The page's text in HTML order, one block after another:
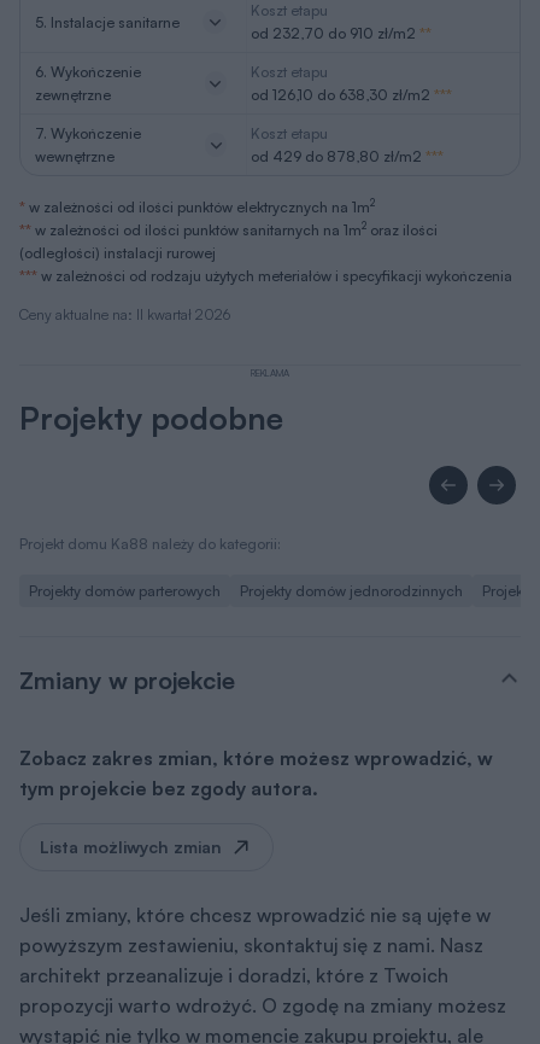
Ceny aktualne na: II kwartał 2026
5. Instalacje sanitarne
Koszt etapu
od 232,70 do 910 zł/m2 **
6. Wykończenie
zewnętrzne
Koszt etapu
od 126,10 do 638,30 zł/m2 ***
7. Wykończenie
wewnętrzne
Koszt etapu
od 429 do 878,80 zł/m2 ***
* w zależności od ilości punktów elektrycznych na 1m2
** w zależności od ilości punktów sanitarnych na 1m2 oraz ilości
(odległości) instalacji rurowej
*** w zależności od rodzaju użytych meteriałów i specyfikacji wykończenia
REKLAMA
Projekty podobne
Projekt domu Ka88 należy do kategorii:
Projekty domów parterowych Projekty domów jednorodzinnych
Zmiany w projekcie
Zobacz zakres zmian, które możesz wprowadzić, w
tym projekcie bez zgody autora.
Lista możliwych zmian
Jeśli zmiany, które chcesz wprowadzić nie są ujęte w
powyższym zestawieniu, skontaktuj się z nami. Nasz
architekt przeanalizuje i doradzi, które z Twoich
propozycji warto wdrożyć. O zgodę na zmiany możesz
wystąpić nie tylko w momencie zakupu projektu, ale